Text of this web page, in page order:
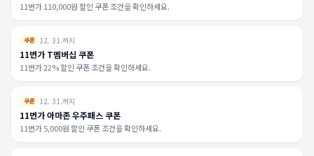
11번가 110,000원 할인 쿠폰 조건을 확인하세요.
쿠폰 12. 31.까지
11번가 T멤버십 쿠폰
11번가 22% 할인 쿠폰 조건을 확인하세요.
쿠폰 12. 31.까지
11번가 아마존 우주패스 쿠폰
11번가 5,000원 할인 쿠폰 조건을 확인하세요.